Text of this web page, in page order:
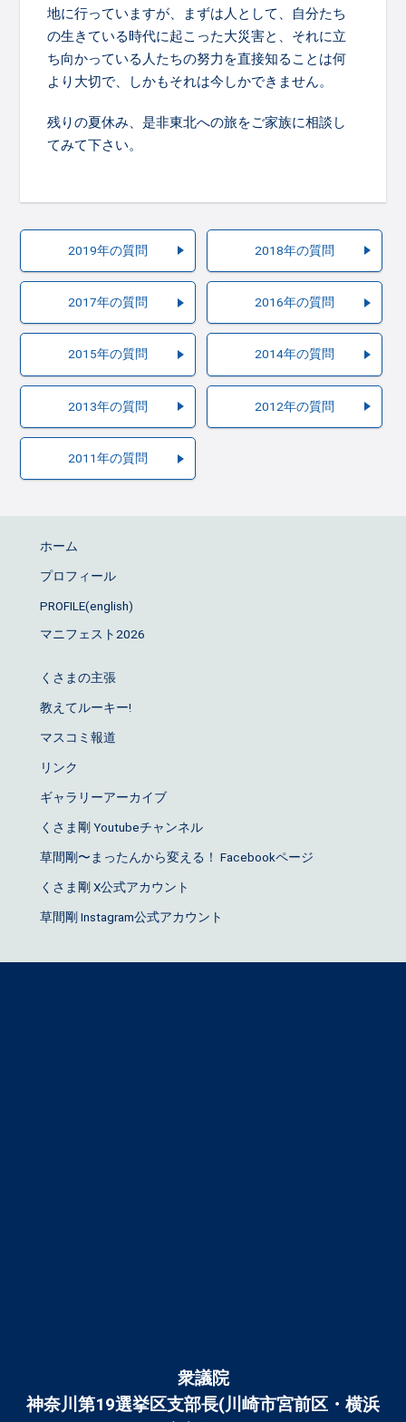
地に行っていますが、まずは人として、自分たち
の生きている時代に起こった大災害と、それに立
ち向かっている人たちの努力を直接知ることは何
より大切で、しかもそれは今しかできません。
残りの夏休み、是非東北への旅をご家族に相談し
てみて下さい。
2019年の質問 2018年の質問
2017年の質問 2016年の質問
2015年の質問 2014年の質問
2013年の質問 2012年の質問
2011年の質問
ホーム
プロフィール
PROFILE(english)
マニフェスト2026
くさまの主張
教えてルーキー!
マスコミ報道
リンク
ギャラリーアーカイブ
くさま剛 Youtubeチャンネル
草間剛〜まったんから変える！ Facebookページ
くさま剛 X公式アカウント
草間剛 Instagram公式アカウント
衆議院
神奈川第19選挙区支部長(川崎市宮前区・横浜